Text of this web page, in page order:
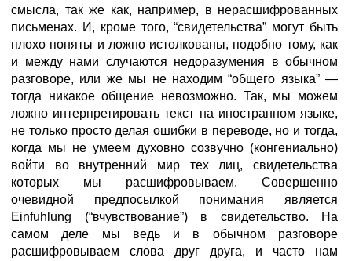
смысла, так же как, например, в нерасшифрованных
письменах. И, кроме того, “свидетельства” могут быть
плохо поняты и ложно истолкованы, подобно тому, как
и между нами случаются недоразумения в обычном
разговоре, или же мы не находим “общего языка” —
тогда никакое общение невозможно. Так, мы можем
ложно интерпретировать текст на иностранном языке,
не только просто делая ошибки в переводе, но и тогда,
когда мы не умеем духовно созвучно (конгениально)
войти во внутренний мир тех лиц, свидетельства
которых мы расшифровываем. Совершенно
очевидной предпосылкой понимания является
Einfuhlung (“вчувствование”) в свидетельство. На
самом деле мы ведь и в обычном разговоре
расшифровываем слова друг друга, и часто нам